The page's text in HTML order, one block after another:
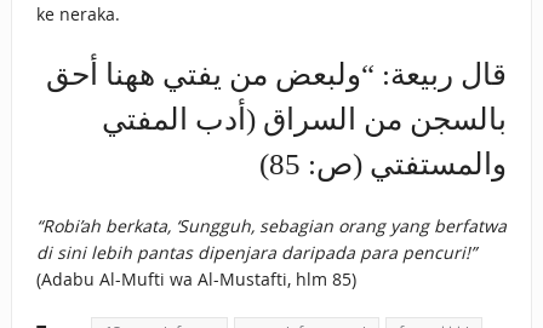
ke neraka.
قال ربيعة: “ولبعض من يفتي ههنا أحق
بالسجن من السراق (أدب المفتي
والمستفتي (ص: 85)
“Robi’ah berkata, ‘Sungguh, sebagian orang yang berfatwa
di sini lebih pantas dipenjara daripada para pencuri!”
(Adabu Al-Mufti wa Al-Mustafti, hlm 85)